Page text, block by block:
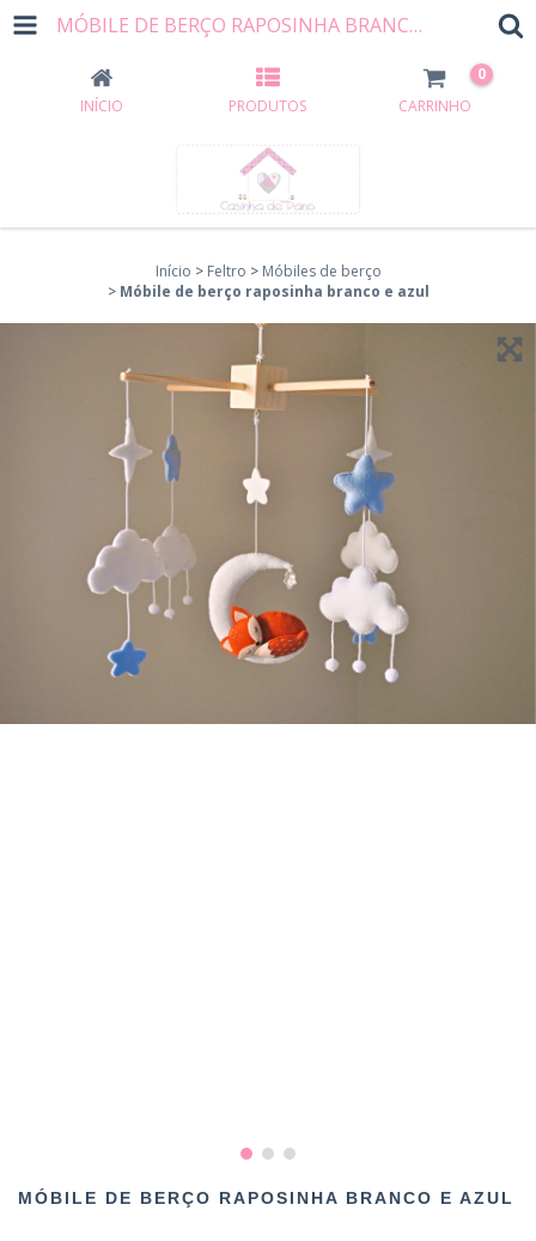
MÓBILE DE BERÇO RAPOSINHA BRANCO E AZUL
INÍCIO PRODUTOS CARRINHO
0
Início > Feltro > Móbiles de berço
> Móbile de berço raposinha branco e azul
MÓBILE DE BERÇO RAPOSINHA BRANCO E AZUL